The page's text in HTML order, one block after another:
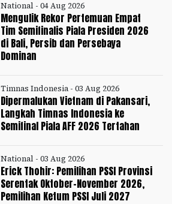
National - 04 Aug 2026
Mengulik Rekor Pertemuan Empat
Tim Semifinalis Piala Presiden 2026
di Bali, Persib dan Persebaya
Dominan
Timnas Indonesia - 03 Aug 2026
Dipermalukan Vietnam di Pakansari,
Langkah Timnas Indonesia ke
Semifinal Piala AFF 2026 Tertahan
National - 03 Aug 2026
Erick Thohir: Pemilihan PSSI Provinsi
Serentak Oktober-November 2026,
Pemilihan Ketum PSSI Juli 2027